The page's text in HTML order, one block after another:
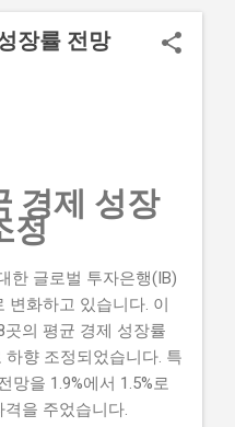
째, 지원금액이 많지 않
이라는 생각이 있습니다.
여 접수하기 어렵다는 생
여기업 모집 연장 공고
혜택에 대해서도 자세히
읽고 2026년 -브랜드 챌
, 정말 받을 수 있을까? 신
제 혜택 단계별 신청 방
금 신청하러 가기 이 사
이 뭔지, 지원 규모, 연간
드 챌린지 참여기업 모집
서 추진하는 사업으로, 중
장률 전망
경제 성장
정
한 글로벌 투자은행(IB)
변화하고 있습니다. 이
의 평균 경제 성장률
하향 조정되었습니다. 특
망을 1.9%에서 1.5%로
을 주었습니다.